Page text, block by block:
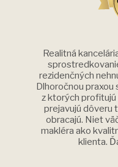
Realitná
rezidenčných
Dlhoročnou praxou
z ktorých profitujú
prejavujú dôveru
obracajú. Niet
makléra ako
klienta.